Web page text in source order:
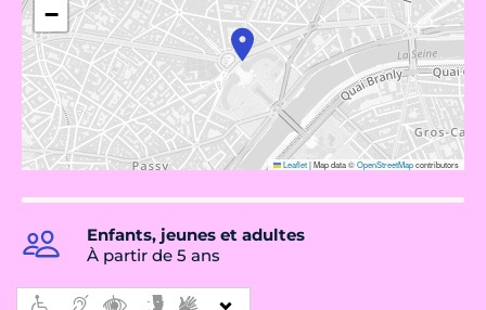
−
Leaflet|Map data ©OpenStreetMapcontributors
Enfants, jeunes et adultes
À partir de 5 ans